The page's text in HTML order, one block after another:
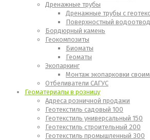
Дренажные трубы
Дренажные трубы с
Поверхностный водоотвод
Бордюрный камень
Геокомпозиты
Биоматы
Геоматы
Экопаркинг
Монтаж экопарковки
Отбеливатели САГУС
Геоматериалы в розницу
Адреса розничной продажи
Геотекстиль садовый 100
Геотекстиль универсальный 150
Геотекстиль строительный 200
Геотекстиль промышленный 300